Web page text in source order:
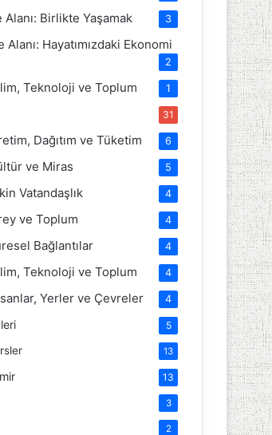
Alanı: Birlikte Yaşamak 3
Alanı: Hayatımızdaki Ekonomi
2
Teknoloji ve Toplum 1
31
Dağıtım ve Tüketim 6
ve Miras 5
Vatandaşlık 4
ve Toplum 4
Bağlantılar 4
Teknoloji ve Toplum 4
Yerler ve Çevreler 4
5
13
13
3
2